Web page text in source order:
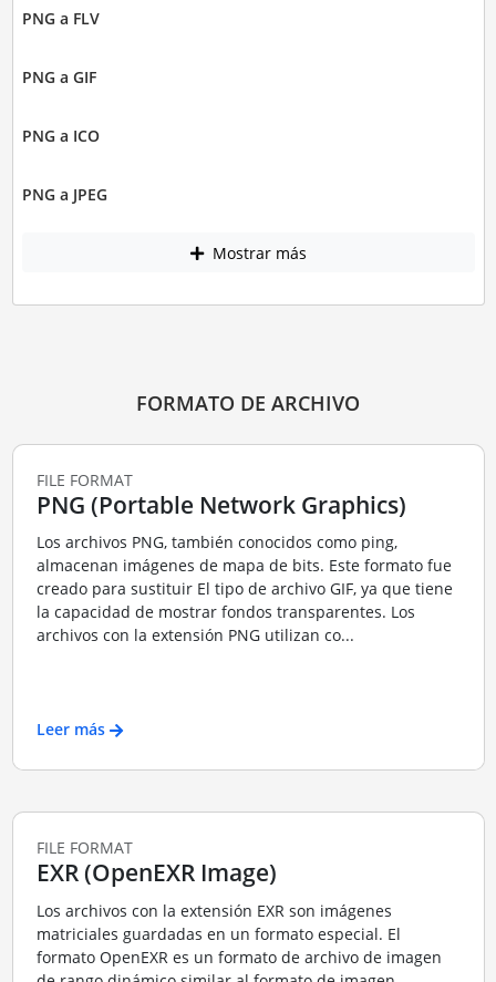
PNG a FLV
PNG a GIF
PNG a ICO
PNG a JPEG
Mostrar más
FORMATO DE ARCHIVO
FILE FORMAT
PNG (Portable Network Graphics)
Los archivos PNG, también conocidos como ping,
almacenan imágenes de mapa de bits. Este formato fue
creado para sustituir El tipo de archivo GIF, ya que tiene
la capacidad de mostrar fondos transparentes. Los
archivos con la extensión PNG utilizan co...
Leer más
FILE FORMAT
EXR (OpenEXR Image)
Los archivos con la extensión EXR son imágenes
matriciales guardadas en un formato especial. El
formato OpenEXR es un formato de archivo de imagen